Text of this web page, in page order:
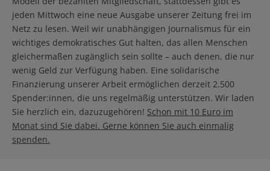
jeden Mittwoch eine neue Ausgabe unserer Zeitung frei im
Netz zu lesen. Weil wir unabhängigen Journalismus für ein
wichtiges demokratisches Gut halten, das allen Menschen
gleichermaßen zugänglich sein sollte – auch denen, die nur
wenig Geld zur Verfügung haben. Eine solidarische
Finanzierung unserer Arbeit ermöglichen derzeit 2.500
Spender:innen, die uns regelmäßig unterstützen. Wir laden
Sie herzlich ein, dazuzugehören! Schon mit 10 Euro im
Monat sind Sie dabei. Gerne können Sie auch einmalig
spenden.